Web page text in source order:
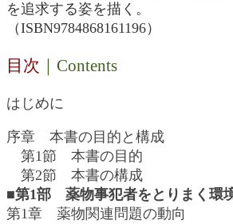
を追求する姿を描く。
（ISBN9784868161196）
目次 ｜Contents
はじめに
序章 本書の目的と構成
第1節 本書の目的
第2節 本書の構成
■第1部 薬物事犯者をとりまく環
第1章 薬物関連問題の動向